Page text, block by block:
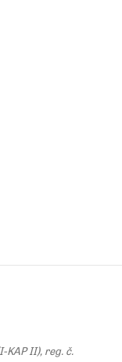
KAP II), reg. č.